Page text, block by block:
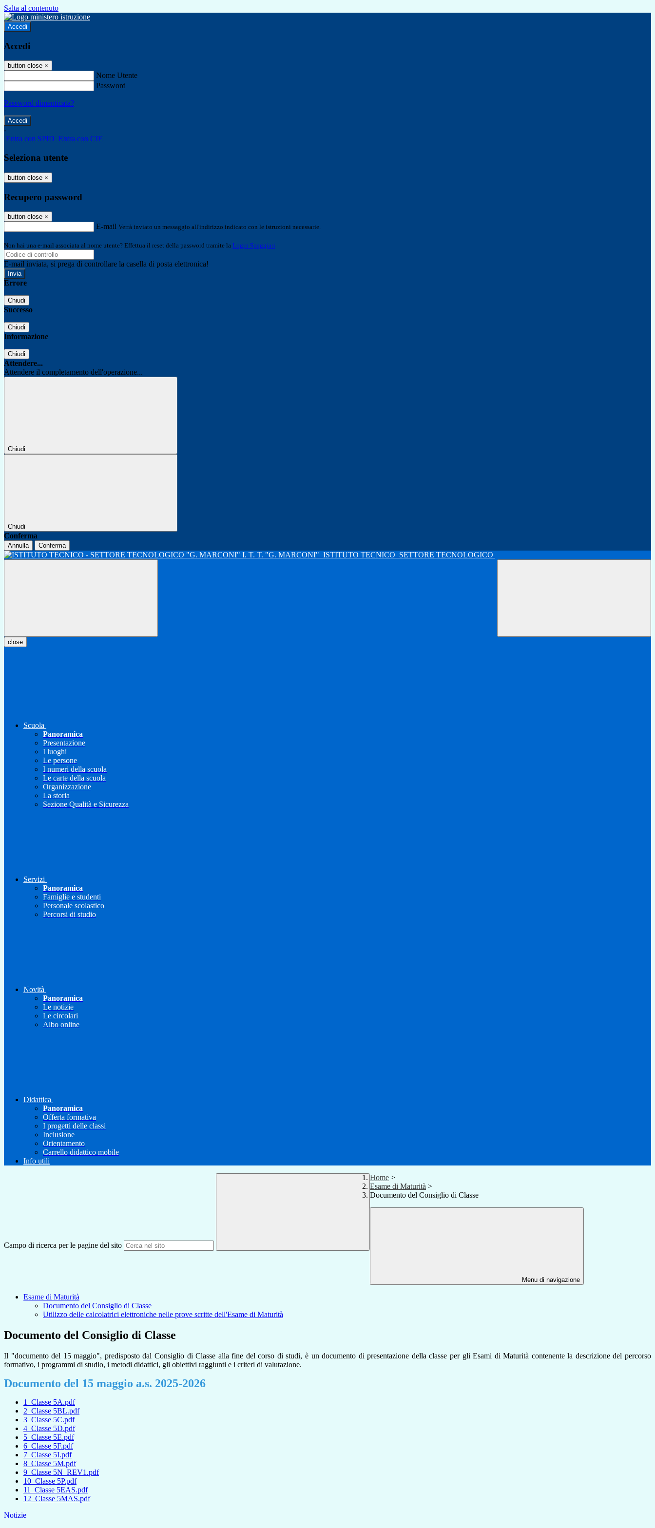
Salta al contenuto
Accedi
Accedi
button close ×
Nome Utente
Password
Password dimenticata?
-
Entra con SPID Entra con CIE
Seleziona utente
button close ×
Recupero password
button close ×
E-mail Verrà inviato un messaggio all'indirizzo indicato con le istruzioni necessarie.
Non hai una e-mail associata al nome utente? Effettua il reset della password tramite la Login Spaggiari
E-mail inviata, si prega di controllare la casella di posta elettronica!
Errore
Chiudi
Successo
Chiudi
Informazione
Chiudi
Attendere...
Attendere il completamento dell'operazione...
Chiudi
Chiudi
Conferma
Annulla Conferma
I. T. T. "G. MARCONI" ISTITUTO TECNICO SETTORE TECNOLOGICO
close
Scuola
Panoramica
Presentazione
I luoghi
Le persone
I numeri della scuola
Le carte della scuola
Organizzazione
La storia
Sezione Qualità e Sicurezza
Servizi
Panoramica
Famiglie e studenti
Personale scolastico
Percorsi di studio
Novità
Panoramica
Le notizie
Le circolari
Albo online
Didattica
Panoramica
Offerta formativa
I progetti delle classi
Inclusione
Orientamento
Carrello didattico mobile
Info utili
Campo di ricerca per le pagine del sito
Home >
Esame di Maturità >
Documento del Consiglio di Classe
Menu di navigazione
Esame di Maturità
Documento del Consiglio di Classe
Utilizzo delle calcolatrici elettroniche nelle prove scritte dell'Esame di Maturità
Documento del Consiglio di Classe
Il "documento del 15 maggio", predisposto dal Consiglio di Classe alla fine del corso di studi, è un documento di presentazione della classe per gli Esami di Maturità contenente la descrizione del percorso
formativo, i programmi di studio, i metodi didattici, gli obiettivi raggiunti e i criteri di valutazione.
Documento del 15 maggio a.s. 2025-2026
1_Classe 5A.pdf
2_Classe 5BL.pdf
3_Classe 5C.pdf
4_Classe 5D.pdf
5_Classe 5E.pdf
6_Classe 5F.pdf
7_Classe 5I.pdf
8_Classe 5M.pdf
9_Classe 5N_REV1.pdf
10_Classe 5P.pdf
11_Classe 5EAS.pdf
12_Classe 5MAS.pdf
Notizie